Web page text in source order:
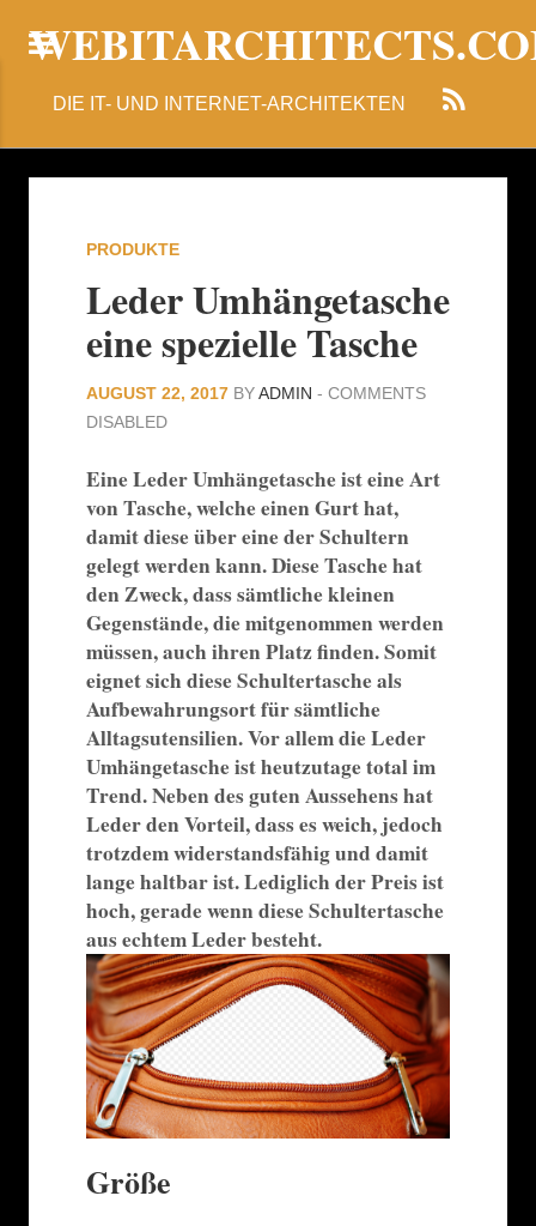
DIE IT- UND INTERNET-ARCHITEKTEN
PRODUKTE
Leder Umhängetasche
eine spezielle Tasche
AUGUST 22, 2017 BYADMIN - COMMENTS
DISABLED
Eine Leder Umhängetasche ist eine Art
von Tasche, welche einen Gurt hat,
damit diese über eine der Schultern
gelegt werden kann. Diese Tasche hat
den Zweck, dass sämtliche kleinen
Gegenstände, die mitgenommen werden
müssen, auch ihren Platz finden. Somit
eignet sich diese Schultertasche als
Aufbewahrungsort für sämtliche
Alltagsutensilien. Vor allem die Leder
Umhängetasche ist heutzutage total im
Trend. Neben des guten Aussehens hat
Leder den Vorteil, dass es weich, jedoch
trotzdem widerstandsfähig und damit
lange haltbar ist. Lediglich der Preis ist
hoch, gerade wenn diese Schultertasche
aus echtem Leder besteht.
Größe